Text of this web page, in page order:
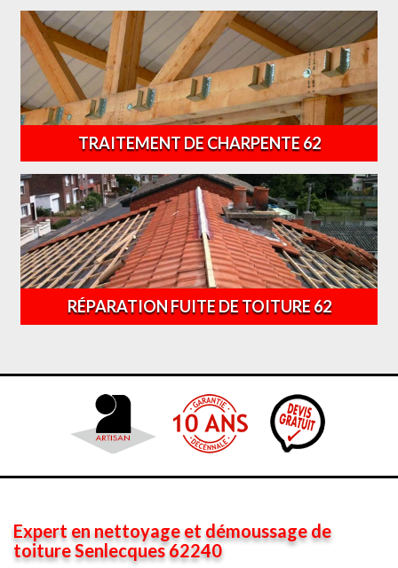
TRAITEMENT DE CHARPENTE 62
RÉPARATION FUITE DE TOITURE 62
Expert en nettoyage et démoussage de
toiture Senlecques 62240